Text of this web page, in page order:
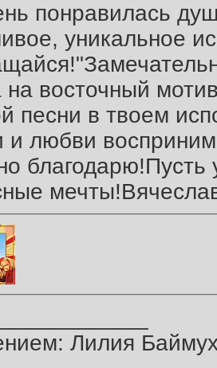
понравилась
уникальное
на восточный
песни в твоем
и любви
благодарю!Пусть
Лилия